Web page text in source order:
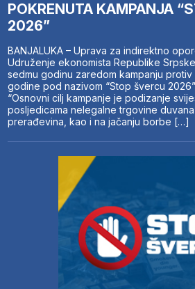
POKRENUTA KAMPANJA
2026”
BANJALUKA – Uprava za indirektno
Udruženje ekonomista Republike
sedmu godinu zaredom kampanju
godine pod nazivom “Stop švercu
“Osnovni cilj kampanje je podizanje
posljedicama nelegalne trgovine
prerađevina, kao i na jačanju borbe […]